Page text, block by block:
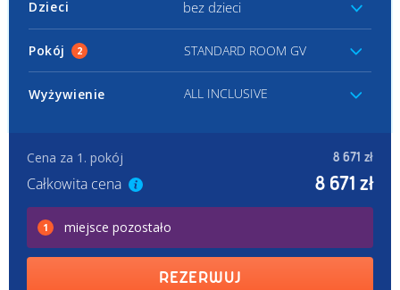
Dzieci bez dzieci
Pokój 2 STANDARD ROOM GV
Wyżywienie ALL INCLUSIVE
Cena za 1. pokój 8 671 zł
Całkowita cena 8 671 zł
1 miejsce pozostało
REZERWUJ